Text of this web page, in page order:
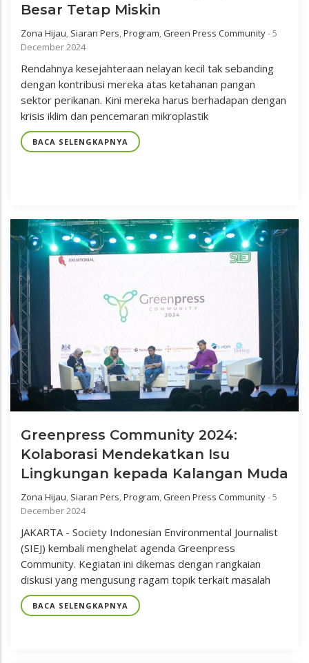
Besar Tetap Miskin
Zona Hijau, Siaran Pers,Program,Green Press Community-5
December 2024
Rendahnya kesejahteraan nelayan kecil tak sebanding
dengan kontribusi mereka atas ketahanan pangan
sektor perikanan. Kini mereka harus berhadapan dengan
krisis iklim dan pencemaran mikroplastik
BACA SELENGKAPNYA
Greenpress Community 2024:
Kolaborasi Mendekatkan Isu
Lingkungan kepada Kalangan Muda
Zona Hijau, Siaran Pers,Program,Green Press Community-5
December 2024
JAKARTA - Society Indonesian Environmental Journalist
(SIEJ) kembali menghelat agenda Greenpress
Community. Kegiatan ini dikemas dengan rangkaian
diskusi yang mengusung ragam topik terkait masalah
BACA SELENGKAPNYA